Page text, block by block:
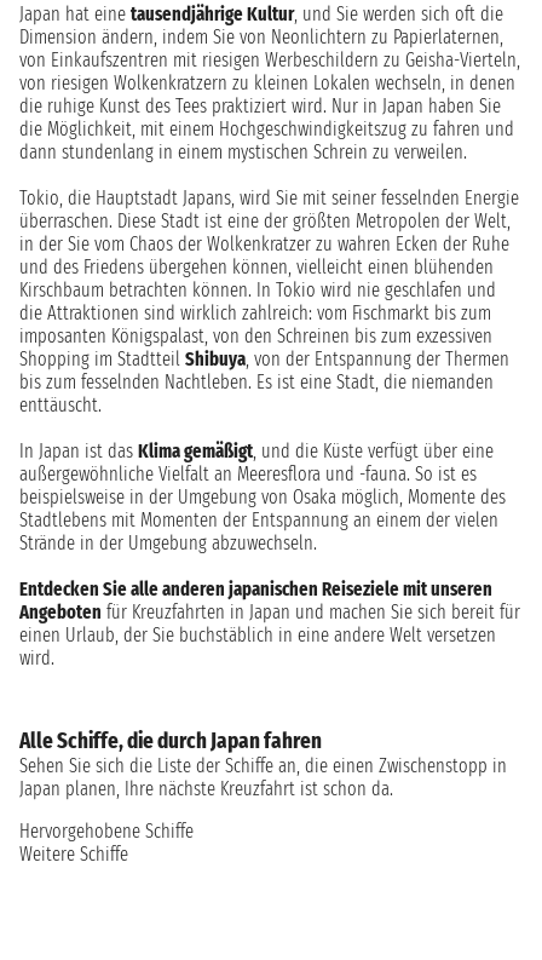
Japan hat eine tausendjährige Kultur, und Sie werden sich oft die
Dimension ändern, indem Sie von Neonlichtern zu Papierlaternen,
von Einkaufszentren mit riesigen Werbeschildern zu Geisha-Vierteln,
von riesigen Wolkenkratzern zu kleinen Lokalen wechseln, in denen
die ruhige Kunst des Tees praktiziert wird. Nur in Japan haben Sie
die Möglichkeit, mit einem Hochgeschwindigkeitszug zu fahren und
dann stundenlang in einem mystischen Schrein zu verweilen.
Tokio, die Hauptstadt Japans, wird Sie mit seiner fesselnden Energie
überraschen. Diese Stadt ist eine der größten Metropolen der Welt,
in der Sie vom Chaos der Wolkenkratzer zu wahren Ecken der Ruhe
und des Friedens übergehen können, vielleicht einen blühenden
Kirschbaum betrachten können. In Tokio wird nie geschlafen und
die Attraktionen sind wirklich zahlreich: vom Fischmarkt bis zum
imposanten Königspalast, von den Schreinen bis zum exzessiven
Shopping im Stadtteil Shibuya , von der Entspannung der Thermen
bis zum fesselnden Nachtleben. Es ist eine Stadt, die niemanden
enttäuscht.
In Japan ist das Klima gemäßigt , und die Küste verfügt über eine
außergewöhnliche Vielfalt an Meeresflora und -fauna. So ist es
beispielsweise in der Umgebung von Osaka möglich, Momente des
Stadtlebens mit Momenten der Entspannung an einem der vielen
Strände in der Umgebung abzuwechseln.
Entdecken Sie alle anderen japanischen Reiseziele mit unseren
Angeboten für Kreuzfahrten in Japan und machen Sie sich bereit für
einen Urlaub, der Sie buchstäblich in eine andere Welt versetzen
wird.
Alle Schiffe, die durch Japan fahren
Sehen Sie sich die Liste der Schiffe an, die einen Zwischenstopp in
Japan planen, Ihre nächste Kreuzfahrt ist schon da.
Hervorgehobene Schiffe
Weitere Schiffe